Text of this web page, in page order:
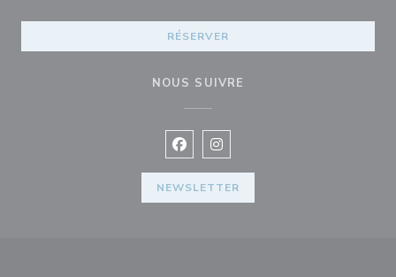
RÉSERVER
NOUS SUIVRE
Facebook ((ouvre une nouvelle
Instagram ((ouvre une
NEWSLETTER